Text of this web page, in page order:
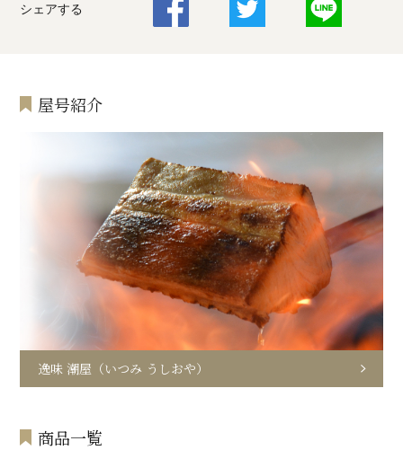
シェアする
屋号紹介
逸味 潮屋（いつみ うしおや）
商品一覧